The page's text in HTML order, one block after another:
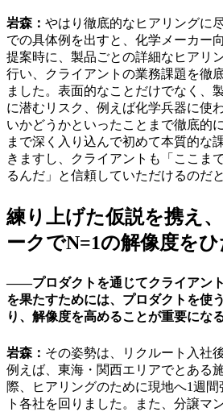
岩森： やはり徹底的なヒアリングに
での具体例を出すと、化学メーカー
提案時に、製品ごとの詳細なヒアリ
行い、クライアントの業務課題を徹
ました。表面的なことだけでなく、
に潜むリスク、例えば化学兵器に使
いかどうかといったことまで徹底的
まで深く入り込んで初めて本質的な
きますし、クライアントも「ここま
るんだ」と信頼していただけるのだ
練り上げた仮説を携え
ークでN=1の解像度を
――プロダクトを通じてクライアン
を果たすためには、プロダクトを使
り、解像度を高めることが重要になる
岩森： その姿勢は、リクルート入社
例えば、東海・関西エリアでとある
際、ヒアリングのために現地へ1週
ト各社を回りました。また、分譲マ